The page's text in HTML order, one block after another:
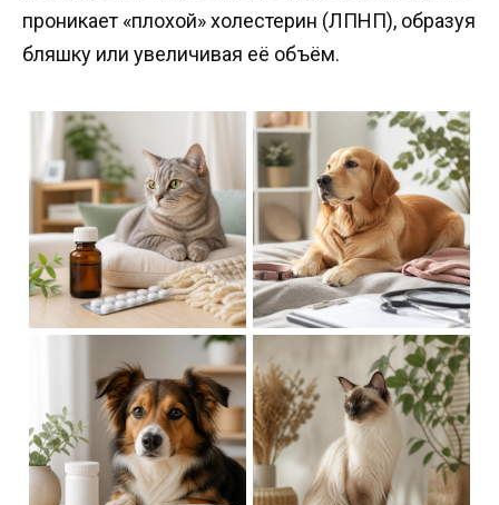
проникает «плохой» холестерин (ЛПНП), образуя
бляшку или увеличивая её объём.